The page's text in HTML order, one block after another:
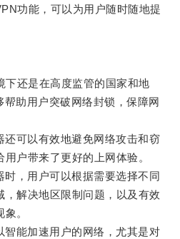
功能，可以为用户随时随地提
还是在高度监管的国家和地
助用户突破网络封锁，保障网
可以有效地避免网络攻击和窃
户带来了更好的上网体验。
，用户可以根据需要选择不同
，解决地区限制问题，以及有效
。
能加速用户的网络，尤其是对